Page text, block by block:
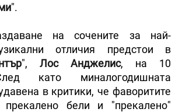
".
на сочените за най-
отличия предстои в
",Лос Анджелис, на 10
като миналогодишната
в критики, че фаворитите
бели и "прекалено"